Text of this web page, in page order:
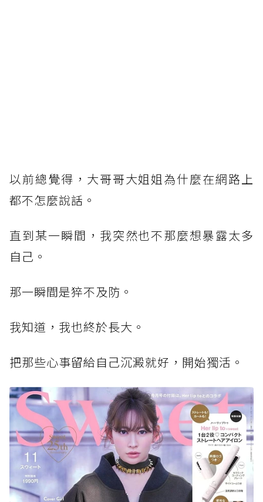
以前總覺得，大哥哥大姐姐為什麼在網路上
都不怎麼說話。
直到某一瞬間，我突然也不那麼想暴露太多
自己。
那一瞬間是猝不及防。
我知道，我也終於長大。
把那些心事留給自己沉澱就好，開始獨活。